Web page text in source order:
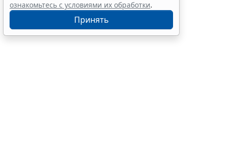
ознакомьтесь с условиями их обработки.
Принять